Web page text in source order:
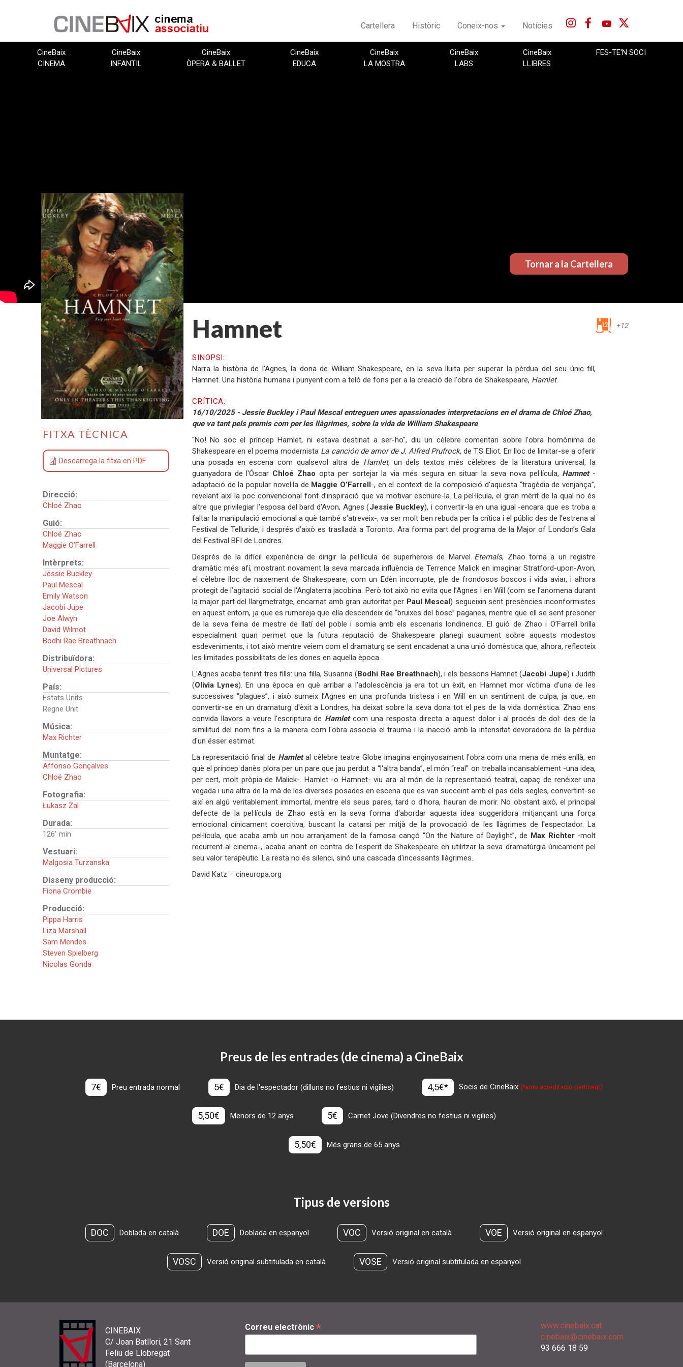
Cartellera Històric Coneix-nos Notícies
CineBaix
CINEMA
CineBaix
INFANTIL
CineBaix
ÒPERA & BALLET
CineBaix
EDUCA
CineBaix
LA MOSTRA
CineBaix
LABS
CineBaix
LLIBRES
FES-TE'N SOCI
Hamnet
Tornar a la Cartellera
+12
FITXA TÈCNICA
Descarrega la fitxa en PDF
Direcció:
Chloé Zhao
Guió:
Chloé Zhao
Maggie O’Farrell
Intèrprets:
Jessie Buckley
Paul Mescal
Emily Watson
Jacobi Jupe
Joe Alwyn
David Wilmot
Bodhi Rae Breathnach
Distribuïdora:
Universal Pictures
País:
Estats Units
Regne Unit
Música:
Max Richter
Muntatge:
Affonso Gonçalves
Chloé Zhao
Fotografia:
Łukasz Żal
Durada:
126'
Vestuari:
Malgosia Turzanska
Disseny producció:
Fiona Crombie
Producció:
Pippa Harris
Liza Marshall
Sam Mendes
Steven Spielberg
Nicolas Gonda
SINOPSI:
Narra la història de l'Agnes, la dona de William Shakespeare, en la seva lluita per superar la pèrdua del seu únic fill,
Hamnet. Una història humana i punyent com a teló de fons per a la creació de l'obra de Shakespeare, Hamlet.
CRÍTICA:
16/10/2025 - Jessie Buckley i Paul Mescal entreguen unes apassionades interpretacions en el drama de Chloé Zhao,
que va tant pels premis com per les llàgrimes, sobre la vida de William Shakespeare
"No! No soc el príncep Hamlet, ni estava destinat a ser-ho", diu un cèlebre comentari sobre l'obra homònima de
Shakespeare en el poema modernista La canción de amor de J. Alfred Prufrock, de T.S Eliot. En lloc de limitar-se a oferir
una posada en escena com qualsevol altra de Hamlet, un dels textos més cèlebres de la literatura universal, la
guanyadora de l'Óscar Chloé Zhao opta per sortejar la via més segura en situar la seva nova pel·lícula, Hamnet-
adaptació de la popular novel·la de Maggie O’Farrell-, en el context de la composició d'aquesta “tragèdia de venjança”,
revelant així la poc convencional font d’inspiració que va motivar escriure-la. La pel·lícula, el gran mèrit de la qual no és
altre que privilegiar l'esposa del bard d'Avon, Agnes (Jessie Buckley), i convertir-la en una igual -encara que es troba a
faltar la manipulació emocional a què també s'atreveix-, va ser molt ben rebuda per la crítica i el públic des de l’estrena al
Festival de Telluride, i després d’això es traslladà a Toronto. Ara forma part del programa de la Major of London’s Gala
del Festival BFI de Londres.
Després de la difícil experiència de dirigir la pel·lícula de superherois de Marvel Eternals, Zhao torna a un registre
dramàtic més afí, mostrant novament la seva marcada influència de Terrence Malick en imaginar Stratford-upon-Avon,
el cèlebre lloc de naixement de Shakespeare, com un Edèn incorrupte, ple de frondosos boscos i vida aviar, i alhora
protegit de l’agitació social de l'Anglaterra jacobina. Però tot això no evita que l’Agnes i en Will (com se l’anomena durant
la major part del llargmetratge, encarnat amb gran autoritat per Paul Mescal) segueixin sent presències inconformistes
en aquest entorn, ja que es rumoreja que ella descendeix de “bruixes del bosc” paganes, mentre que ell se sent presoner
de la seva feina de mestre de llatí del poble i somia amb els escenaris londinencs. El guió de Zhao i O’Farrell brilla
especialment quan permet que la futura reputació de Shakespeare planegi suaument sobre aquests modestos
esdeveniments, i tot això mentre veiem com el dramaturg se sent encadenat a una unió domèstica que, alhora, reflecteix
les limitades possibilitats de les dones en aquella època.
L’Agnes acaba tenint tres fills: una filla, Susanna (Bodhi Rae Breathnach), i els bessons Hamnet (Jacobi Jupe) i Judith
(Olivia Lynes). En una època en què arribar a l'adolescència ja era tot un èxit, en Hamnet mor víctima d'una de les
successives “plagues”, i això sumeix l’Agnes en una profunda tristesa i en Will en un sentiment de culpa, ja que, en
convertir-se en un dramaturg d'èxit a Londres, ha deixat sobre la seva dona tot el pes de la vida domèstica. Zhao ens
convida llavors a veure l'escriptura de Hamletcom una resposta directa a aquest dolor i al procés de dol: des de la
similitud del nom fins a la manera com l'obra associa el trauma i la inacció amb la intensitat devoradora de la pèrdua
d'un ésser estimat.
La representació final de Hamletal cèlebre teatre Globe imagina enginyosament l'obra com una mena de més enllà, en
què el príncep danès plora per un pare que jau perdut a “l'altra banda”, el món “real” on treballa incansablement -una idea,
per cert, molt pròpia de Malick-. Hamlet -o Hamnet- viu ara al món de la representació teatral, capaç de renéixer una
vegada i una altra de la mà de les diverses posades en escena que es van succeint amb el pas dels segles, convertint-se
així en algú veritablement immortal, mentre els seus pares, tard o d'hora, hauran de morir. No obstant això, el principal
defecte de la pel·lícula de Zhao està en la seva forma d'abordar aquesta idea suggeridora mitjançant una força
emocional cínicament coercitiva, buscant la catarsi per mitjà de la provocació de les llàgrimes de l'espectador. La
pel·lícula, que acaba amb un nou arranjament de la famosa cançó “On the Nature of Daylight”, de Max Richter-molt
recurrent al cinema-, acaba anant en contra de l'esperit de Shakespeare en utilitzar la seva dramatúrgia únicament pel
seu valor terapèutic. La resta no és silenci, sinó una cascada d'incessants llàgrimes.
David Katz – cineuropa.org
Preus de les entrades (de cinema) a CineBaix
7€ Preu entrada normal 5€ Dia de l'espectador (dilluns no festius ni vigilies) 4,5€* Socis de CineBaix(*amb acreditació pertinent)
5,50€ Menors de 12 anys 5€ Carnet Jove (Divendres no festius ni vigilies)
5,50€ Més grans de 65 anys
Tipus de versions
DOC Doblada en català DOE Doblada en espanyol VOC Versió original en català VOE Versió original en espanyol
VOSC Versió original subtitulada en català VOSE Versió original subtitulada en espanyol
CINEBAIX
C/ Joan Batllori, 21 Sant
Feliu de Llobregat
(Barcelona)
Correu electrònic *
www.cinebaix.cat
cinebaix@cinebaix.com
93 666 18 59